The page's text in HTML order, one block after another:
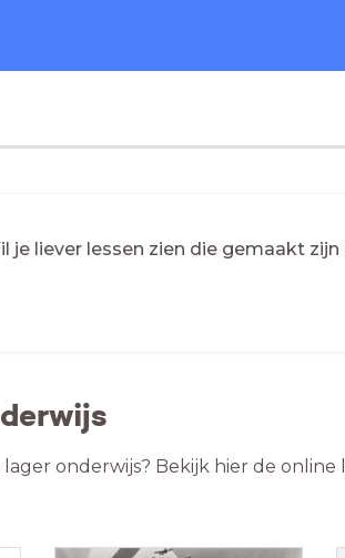
je liever lessen zien die gemaakt
onderwijs? Bekijk hier de online